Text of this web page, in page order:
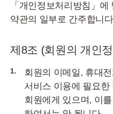
「개인정보처리방침」
약관의 일부로 간주합니
제8조 (회원의 개인
1.
회원의 이메일, 휴대
서비스 이용에 필요
회원에게 있으며, 이